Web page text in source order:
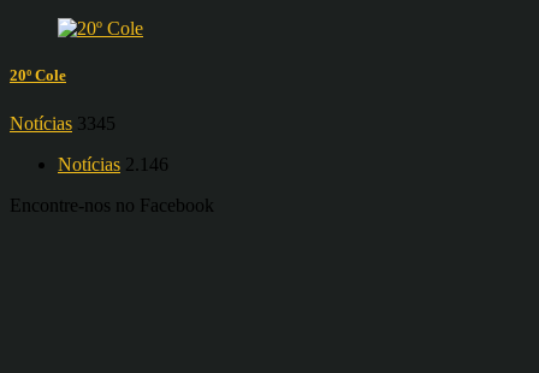
20º Cole
Notícias 3345
Notícias 2.146
Encontre-nos no Facebook